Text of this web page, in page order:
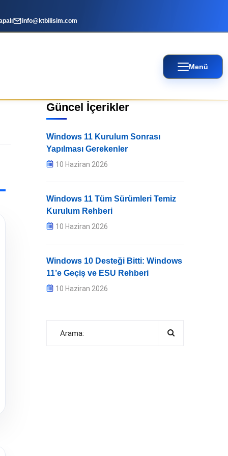
info@ktbilisim.com
Menü
Güncel İçerikler
Windows 11 Kurulum Sonrası
Yapılması Gerekenler
10 Haziran 2026
Windows 11 Tüm Sürümleri Temiz
Kurulum Rehberi
10 Haziran 2026
Windows 10 Desteği Bitti: Windows
11’e Geçiş ve ESU Rehberi
10 Haziran 2026